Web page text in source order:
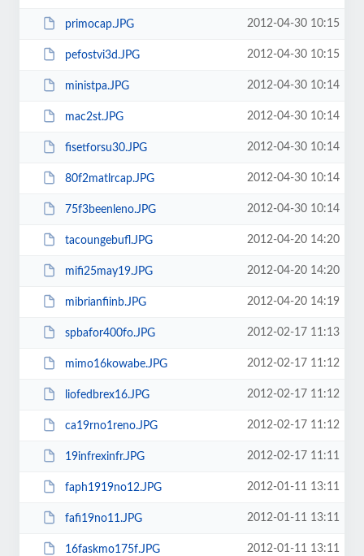
primocap.JPG 2012-04-30 10:15
pefostvi3d.JPG 2012-04-30 10:15
ministpa.JPG 2012-04-30 10:14
mac2st.JPG 2012-04-30 10:14
fisetforsu30.JPG 2012-04-30 10:14
80f2matlrcap.JPG 2012-04-30 10:14
75f3beenleno.JPG 2012-04-30 10:14
tacoungebufl.JPG 2012-04-20 14:20
mifi25may19.JPG 2012-04-20 14:20
mibrianfiinb.JPG 2012-04-20 14:19
spbafor400fo.JPG 2012-02-17 11:13
mimo16kowabe.JPG 2012-02-17 11:12
liofedbrex16.JPG 2012-02-17 11:12
ca19rno1reno.JPG 2012-02-17 11:12
19infrexinfr.JPG 2012-02-17 11:11
faph1919no12.JPG 2012-01-11 13:11
fafi19no11.JPG 2012-01-11 13:11
16faskmo175f.JPG 2012-01-11 13:11